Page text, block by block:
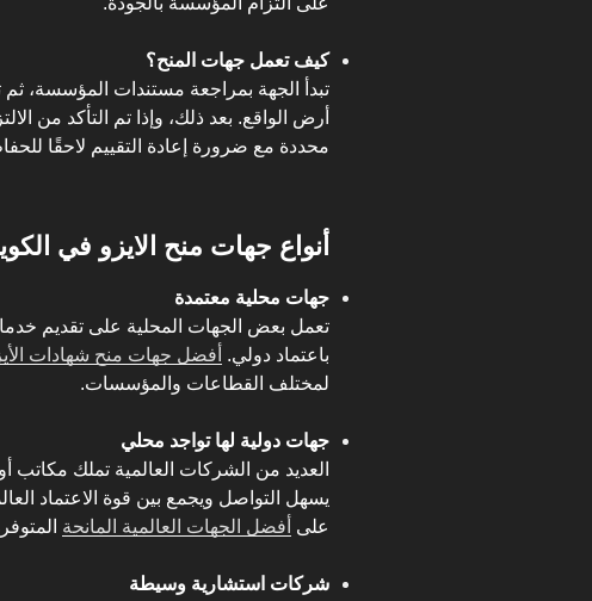
كيف تعمل جهات المنح؟
تبدأ الجهة بمراجعة مستندات المؤسسة،
أرض الواقع. بعد ذلك، وإذا تم التأكد من
محددة مع ضرورة إعادة التقييم لاحقًا
أنواع جهات منح الايزو في
جهات محلية معتمدة
تعمل بعض الجهات المحلية على تقديم
باعتماد دولي. أفضل جهات منح شهادات
لمختلف القطاعات والمؤسسات.
جهات دولية لها تواجد محلي
العديد من الشركات العالمية تملك مكاتب
يسهل التواصل ويجمع بين قوة الاعتماد
على أفضل الجهات العالمية المانحة
شركات استشارية وسيطة